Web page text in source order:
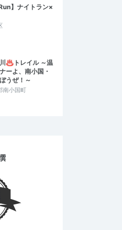
】ナイトラン×
♨トレイル ～温
ーよ、南小国・
うぜ！～
南小国町